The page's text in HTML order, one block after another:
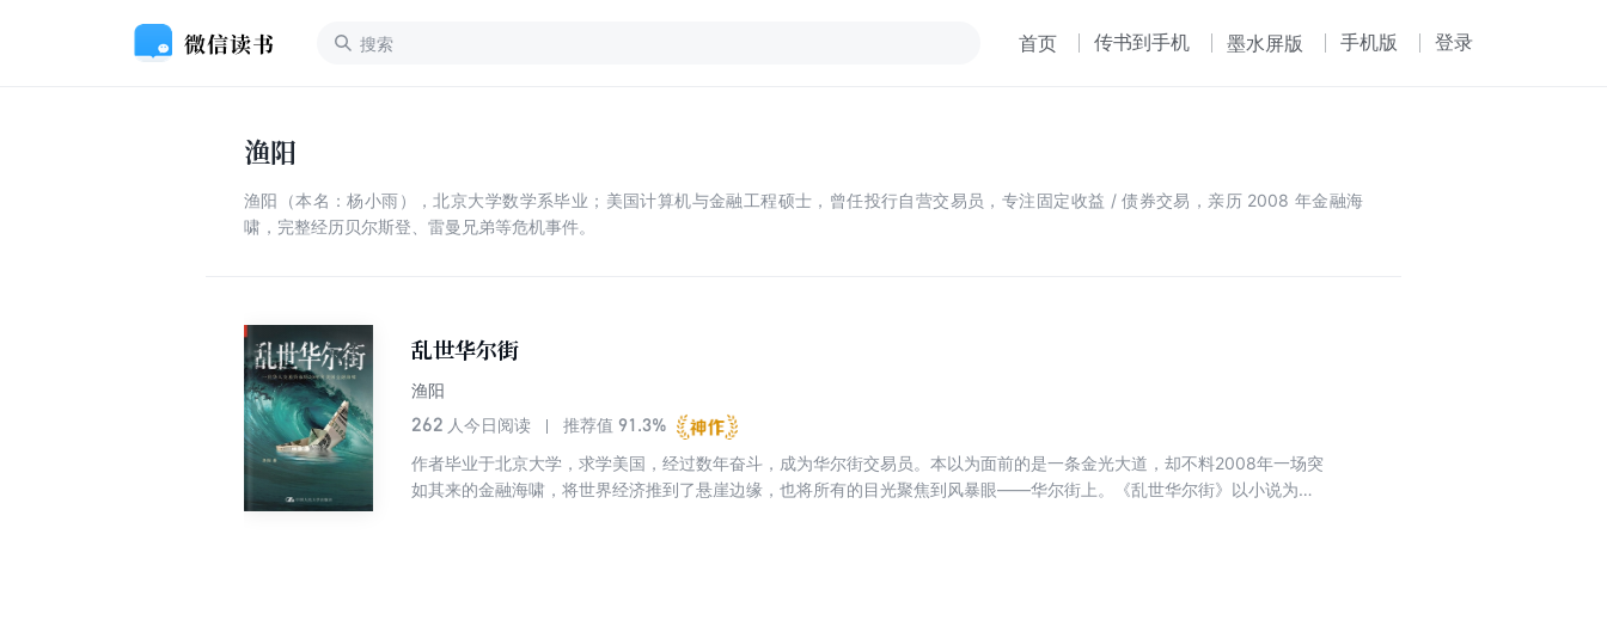
首页 传书到手机 墨水屏版 手机版 登录
渔阳
渔阳（本名：杨小雨），北京大学数学系毕业；美国计算机与金融工程硕士，曾任投行自营交易员，专注固定收益 / 债券交易，亲历 2008 年金融海
啸，完整经历贝尔斯登、雷曼兄弟等危机事件。
乱世华尔街
渔阳
262 人今日阅读 推荐值 91.3%
作者毕业于北京大学，求学美国，经过数年奋斗，成为华尔街交易员。本以为面前的是一条金光大道，却不料2008年一场突
如其来的金融海啸，将世界经济推到了悬崖边缘，也将所有的目光聚焦到风暴眼——华尔街上。《乱世华尔街》以小说为题